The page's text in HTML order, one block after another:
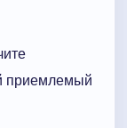
приемлемый